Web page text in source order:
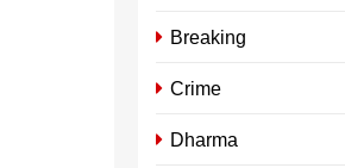
Breaking
Crime
Dharma